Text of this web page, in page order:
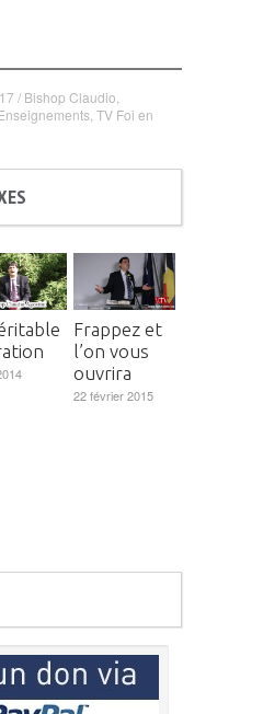
/ Bishop Claudio
TV Foi en
Frappez et
l’on vous
ouvrira
22 février 2015